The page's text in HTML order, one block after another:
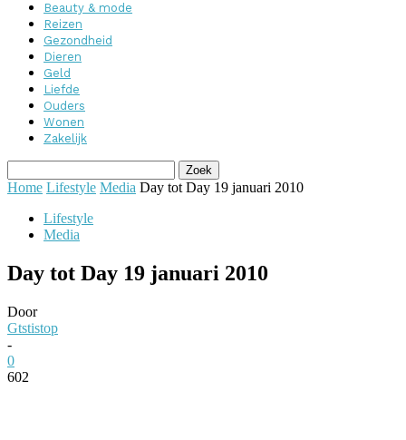
Beauty & mode
Reizen
Gezondheid
Dieren
Geld
Liefde
Ouders
Wonen
Zakelijk
Home Lifestyle Media Day tot Day 19 januari 2010
Lifestyle
Media
Day tot Day 19 januari 2010
Door
Gtstistop
-
0
602